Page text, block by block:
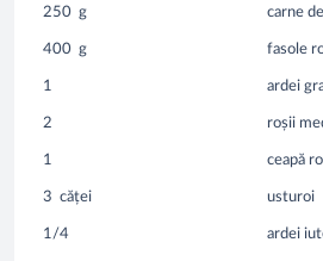
250 g carne
400 g fasole
1 ardei
2 roșii
1 ceapă
3 căței usturoi
1/4 ardei